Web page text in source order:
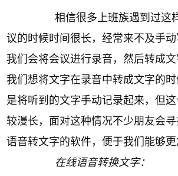
相信很多上班族遇到过这
议的时候时间很长，经常来不及手动
我们会将会议进行录音，然后转成
我们想将文字在录音中转成文字的
是将听到的文字手动记录起来，但
较漫长，面对这种情况不少朋友会
语音转文字的软件，便于我们能够更
在线语音转换文字：